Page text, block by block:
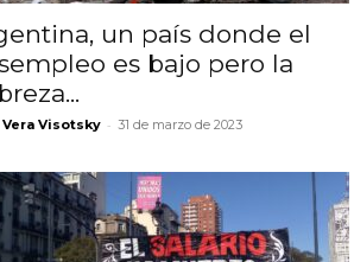
un país donde el
es bajo pero la
Vera Visotsky - 31 de marzo de 2023